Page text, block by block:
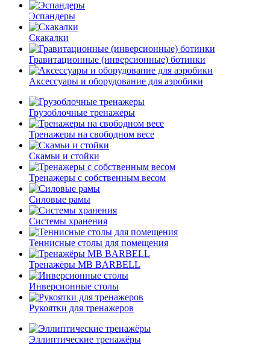
Эспандеры
Скакалки
Гравитационные (инверсионные) ботинки
Аксессуары и оборудование для аэробики
Грузоблочные тренажеры
Тренажеры на свободном весе
Скамьи и стойки
Тренажеры с собственным весом
Силовые рамы
Системы хранения
Теннисные столы для помещения
Тренажёры MB BARBELL
Инверсионные столы
Рукоятки для тренажеров
Эллиптические тренажёры